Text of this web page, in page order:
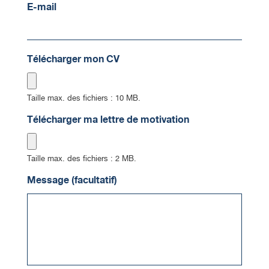
E-mail
Télécharger mon CV
Taille max. des fichiers : 10 MB.
Télécharger ma lettre de motivation
Taille max. des fichiers : 2 MB.
Message (facultatif)